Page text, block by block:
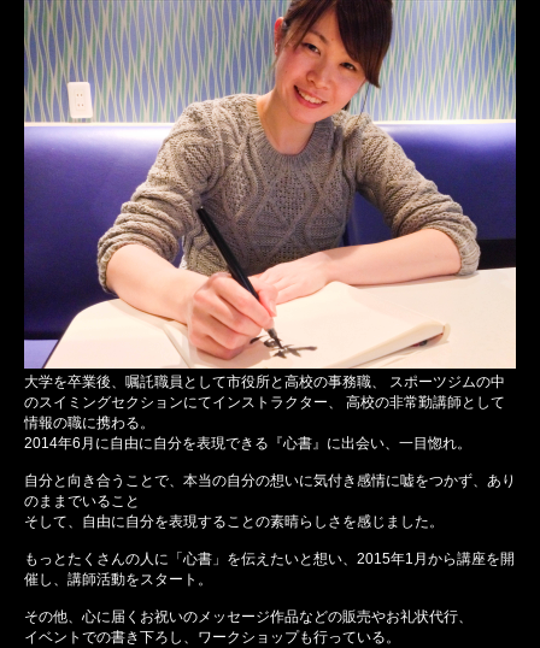
大学を卒業後、嘱託職員として市役所と高校の事務職、 スポーツジムの中
のスイミングセクションにてインストラクター、 高校の非常勤講師として
情報の職に携わる。
2014年6月に自由に自分を表現できる『心書』に出会い、一目惚れ。
自分と向き合うことで、本当の自分の想いに気付き感情に嘘をつかず、あり
のままでいること
そして、自由に自分を表現することの素晴らしさを感じました。
もっとたくさんの人に「心書」を伝えたいと想い、2015年1月から講座を開
催し、講師活動をスタート。
その他、心に届くお祝いのメッセージ作品などの販売やお礼状代行、
イベントでの書き下ろし、ワークショップも行っている。